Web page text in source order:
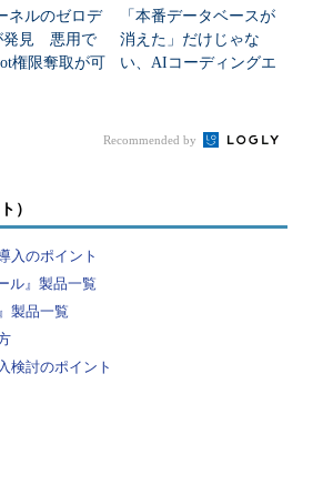
した「/tmp/hotbackup」ディレク
をコピーし、障害発生時に、そ
態となるようリカバリ処理までを
作成されたファイルを確認して
したデータファイルと、最新の
ョンを利用したことで
認できます。
ネルのゼロデ
発見 悪用で
権限奪取が可
「本番データベースが
消えた」だけじゃな
い、AIコーディングエ
Recommended by
）
入のポイント
ル』製品一覧
製品一覧
検討のポイント